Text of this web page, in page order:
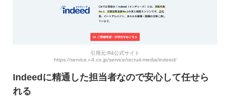
引用元:R4公式サイト
https://service.r-4.co.jp/service/recruit-media/indeed/
Indeedに精通した担当者なので安心して任せら
れる